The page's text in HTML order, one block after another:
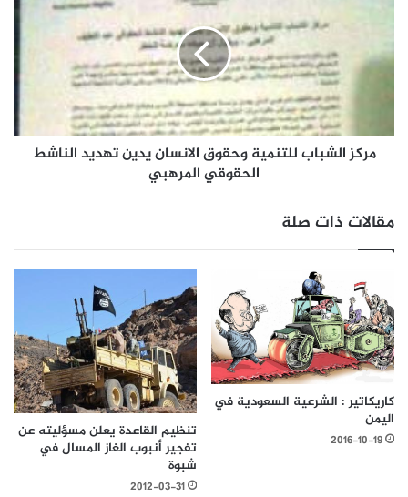
مركز الشباب للتنمية وحقوق الانسان يدين تهديد الناشط
الحقوقي المرهبي
مقالات ذات صلة
كاريكاتير : الشرعية السعودية في
اليمن
2016-10-19
تنظيم القاعدة يعلن مسؤليته عن
تفجير أنبوب الغاز المسال في
شبوة
2012-03-31